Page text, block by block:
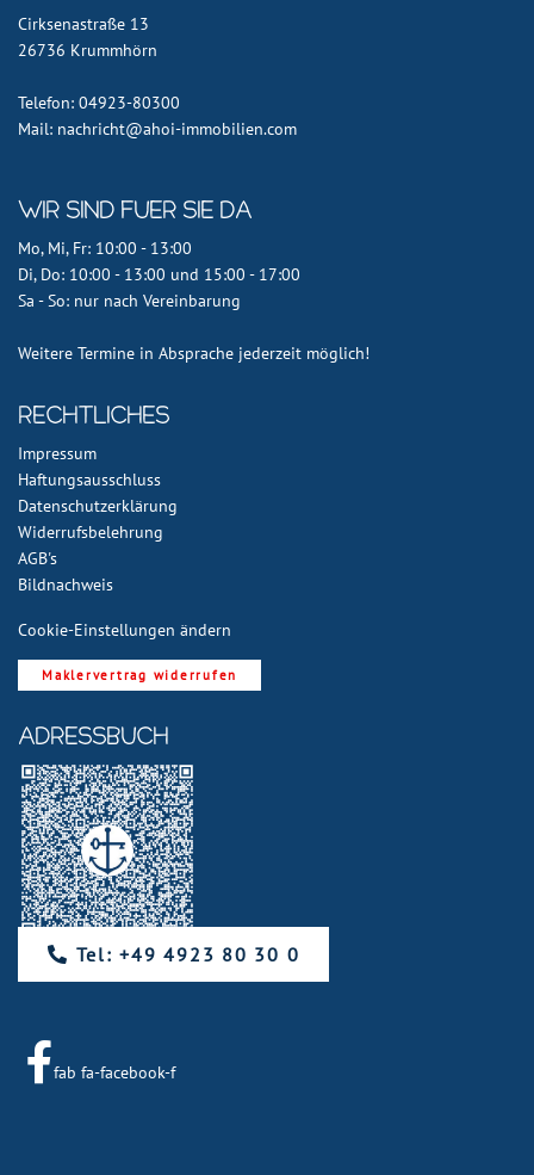
Cirksenastraße 13
26736 Krummhörn
Telefon: 04923-80300
Mail: nachricht@ahoi-immobilien.com
Wir sind fuer Sie da
Mo, Mi, Fr: 10:00 - 13:00
Di, Do: 10:00 - 13:00 und 15:00 - 17:00
Sa - So: nur nach Vereinbarung
Weitere Termine in Absprache jederzeit möglich!
Rechtliches
Impressum
Haftungsausschluss
Datenschutzerklärung
Widerrufsbelehrung
AGB's
Bildnachweis
Cookie-Einstellungen ändern
Maklervertrag widerrufen
ADRESSBUCH
Tel: +49 4923 80 30 0
fab fa-facebook-f